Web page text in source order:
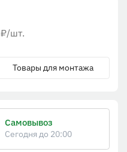
₽/шт.
Товары для монтажа
Самовывоз
Сегодня до 20:00